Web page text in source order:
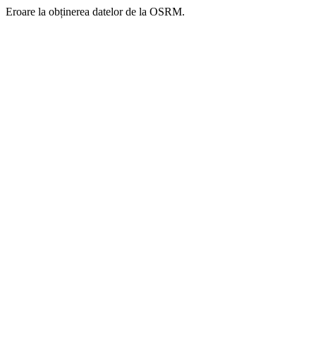
Eroare la obținerea datelor de la OSRM.